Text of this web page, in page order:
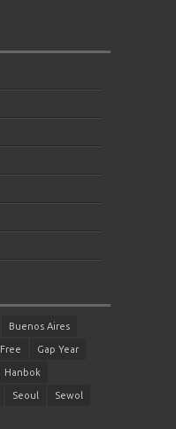
Buenos Aires
Free Gap Year
Hanbok
Seoul Sewol